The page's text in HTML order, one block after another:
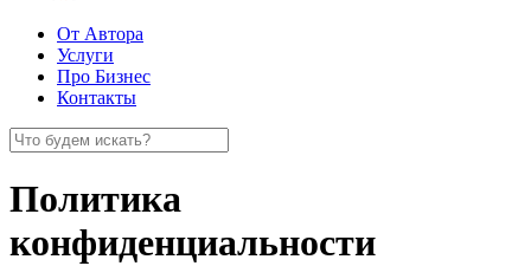
От Автора
Услуги
Про Бизнес
Контакты
Политика
конфиденциальности